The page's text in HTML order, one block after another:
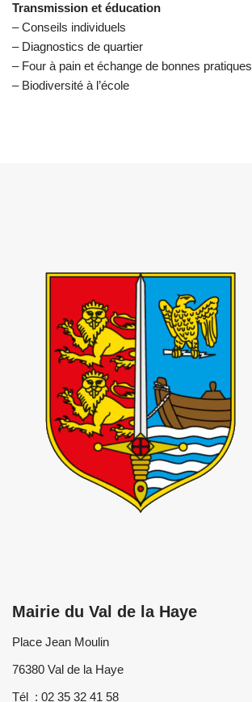
Transmission et éducation
– Conseils individuels
– Diagnostics de quartier
– Four à pain et échange de bonnes pratiques
– Biodiversité à l’école
Mairie du Val de la Haye
Place Jean Moulin
76380 Val de la Haye
Tél : 02 35 32 41 58